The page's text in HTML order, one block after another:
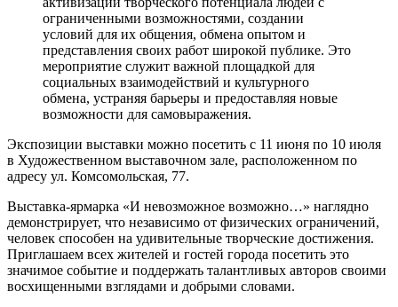
ограниченными возможностями, создании
условий для их общения, обмена опытом и
представления своих работ широкой публике. Это
мероприятие служит важной площадкой для
социальных взаимодействий и культурного
обмена, устраняя барьеры и предоставляя новые
возможности для самовыражения.
Экспозиции выставки можно посетить с 11 июня по 10 июля
в Художественном выставочном зале, расположенном по
адресу ул. Комсомольская, 77.
Выставка-ярмарка «И невозможное возможно…» наглядно
демонстрирует, что независимо от физических ограничений,
человек способен на удивительные творческие достижения.
Приглашаем всех жителей и гостей города посетить это
значимое событие и поддержать талантливых авторов своими
восхищенными взглядами и добрыми словами.